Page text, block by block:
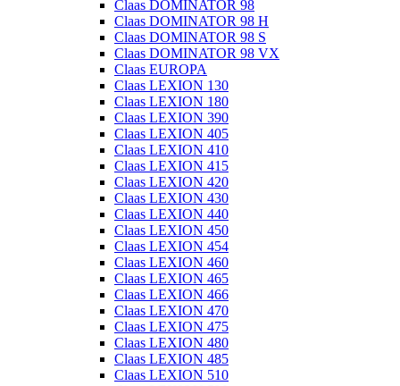
Claas DOMINATOR 98
Claas DOMINATOR 98 H
Claas DOMINATOR 98 S
Claas DOMINATOR 98 VX
Claas EUROPA
Claas LEXION 130
Claas LEXION 180
Claas LEXION 390
Claas LEXION 405
Claas LEXION 410
Claas LEXION 415
Claas LEXION 420
Claas LEXION 430
Claas LEXION 440
Claas LEXION 450
Claas LEXION 454
Claas LEXION 460
Claas LEXION 465
Claas LEXION 466
Claas LEXION 470
Claas LEXION 475
Claas LEXION 480
Claas LEXION 485
Claas LEXION 510